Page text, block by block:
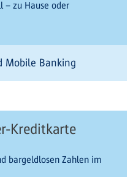
– zu Hause oder
Mobile Banking
Kreditkarte
bargeldlosen Zahlen im